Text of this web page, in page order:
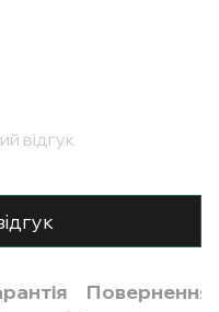
відгук
Повернення